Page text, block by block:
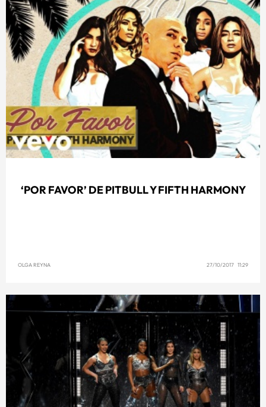
‘POR FAVOR’ DE PITBULL Y FIFTH HARMONY
OLGA REYNA 27/10/2017 11:29